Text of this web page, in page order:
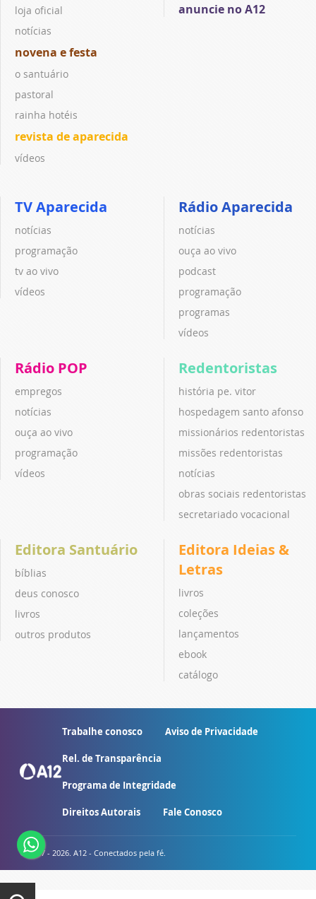
loja oficial
notícias
novena e festa
o santuário
pastoral
rainha hotéis
revista de aparecida
vídeos
anuncie no A12
TV Aparecida
notícias
programação
tv ao vivo
vídeos
Rádio Aparecida
notícias
ouça ao vivo
podcast
programação
programas
vídeos
Rádio POP
empregos
notícias
ouça ao vivo
programação
vídeos
Redentoristas
história pe. vitor
hospedagem santo afonso
missionários redentoristas
missões redentoristas
notícias
obras sociais redentoristas
secretariado vocacional
Editora Santuário
bíblias
deus conosco
livros
outros produtos
Editora Ideias &
Letras
livros
coleções
lançamentos
ebook
catálogo
Trabalhe conosco Aviso de Privacidade
Rel. de Transparência
Programa de Integridade
Direitos Autorais Fale Conosco
© 2007 - 2026. A12 - Conectados pela fé.